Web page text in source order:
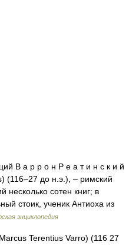
В а р р о н Р е а т и н с к и й
(116–27 до н.э.), – римский
несколько сотен книг; в
стоик, ученик Антиоха из
энциклопедия
Terentius Varro) (116 27